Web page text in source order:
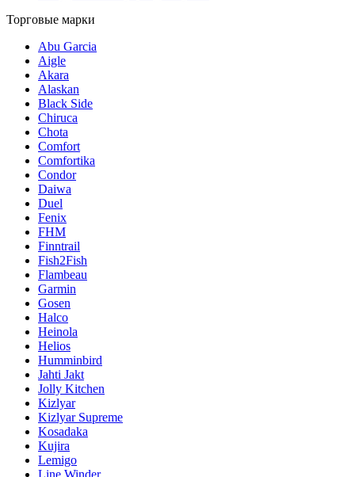
Торговые марки
Abu Garcia
Aigle
Akara
Alaskan
Black Side
Chiruca
Chota
Comfort
Comfortika
Condor
Daiwa
Duel
Fenix
FHM
Finntrail
Fish2Fish
Flambeau
Garmin
Gosen
Halco
Heinola
Helios
Humminbird
Jahti Jakt
Jolly Kitchen
Kizlyar
Kizlyar Supreme
Kosadaka
Kujira
Lemigo
Line Winder